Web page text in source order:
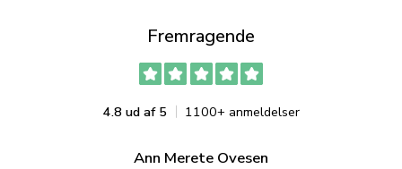
Fremragende
4.8 ud af 5 1100+ anmeldelser
Ann Merete Ovesen